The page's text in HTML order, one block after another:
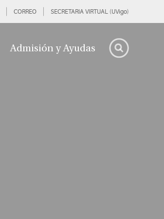
CORREO SECRETARIA VIRTUAL (UVigo)
Admisión y Ayudas